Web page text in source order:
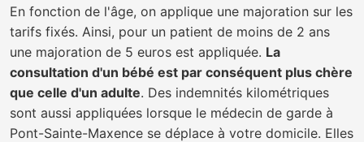
En fonction de l'âge, on applique une majoration sur les
tarifs fixés. Ainsi, pour un patient de moins de 2 ans
une majoration de 5 euros est appliquée. La
consultation d'un bébé est par conséquent plus chère
que celle d'un adulte. Des indemnités kilométriques
sont aussi appliquées lorsque le médecin de garde à
Pont-Sainte-Maxence se déplace à votre domicile. Elles